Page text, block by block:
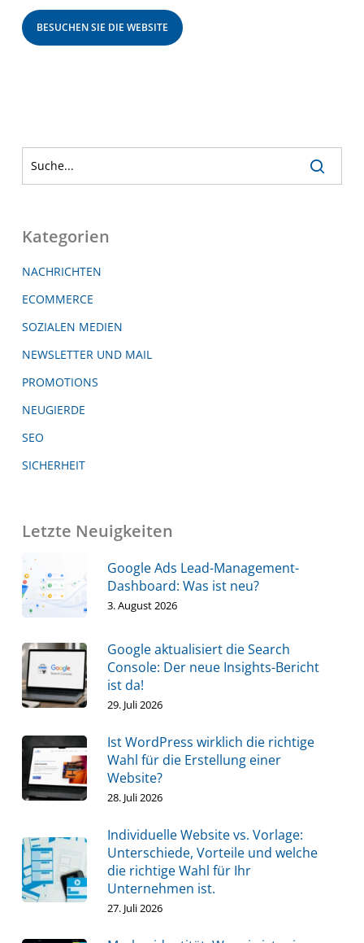
BESUCHEN SIE DIE WEBSITE
Kategorien
NACHRICHTEN
ECOMMERCE
SOZIALEN MEDIEN
NEWSLETTER UND MAIL
PROMOTIONS
NEUGIERDE
SEO
SICHERHEIT
Letzte Neuigkeiten
Google Ads Lead-Management-
Dashboard: Was ist neu?
3. August 2026
Google aktualisiert die Search
Console: Der neue Insights-Bericht
ist da!
29. Juli 2026
Ist WordPress wirklich die richtige
Wahl für die Erstellung einer
Website?
28. Juli 2026
Individuelle Website vs. Vorlage:
Unterschiede, Vorteile und welche
die richtige Wahl für Ihr
Unternehmen ist.
27. Juli 2026